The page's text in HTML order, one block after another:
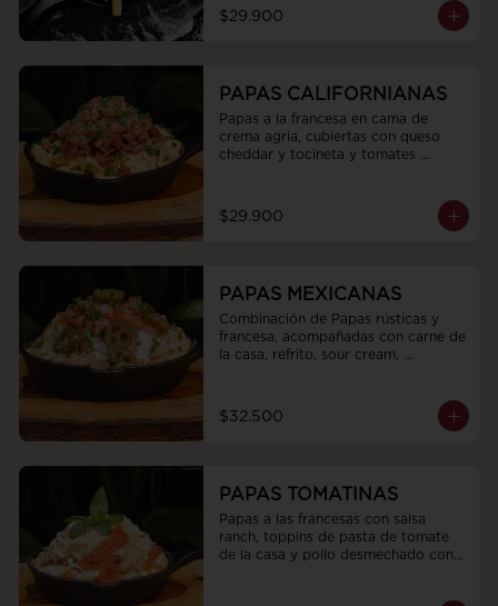
$29.900
PAPAS CALIFORNIANAS
Papas a la francesa en cama de
crema agria, cubiertas con queso
cheddar y tocineta y tomates
$29.900
PAPAS MEXICANAS
Combinación de Papas rústicas y
francesa, acompañadas con carne de
la casa, refrito, sour cream,
$32.500
PAPAS TOMATINAS
Papas a las francesas con salsa
ranch, toppins de pasta de tomate
de la casa y pollo desmechado con